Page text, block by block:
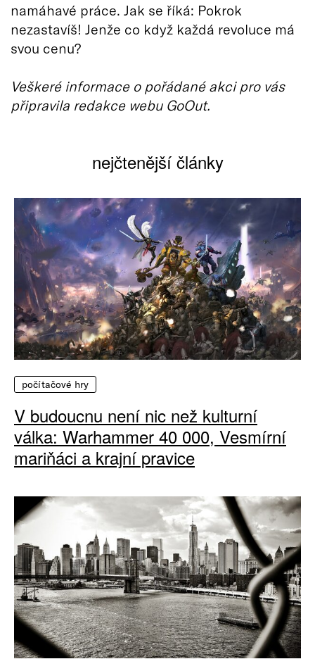
namáhavé práce. Jak se říká: Pokrok
nezastavíš! Jenže co když každá revoluce má
svou cenu?
Veškeré informace o pořádané akci pro vás
připravila redakce webu GoOut.
nejčtenější články
počítačové hry
V budoucnu není nic než kulturní
válka: Warhammer 40 000, Vesmírní
mariňáci a krajní pravice